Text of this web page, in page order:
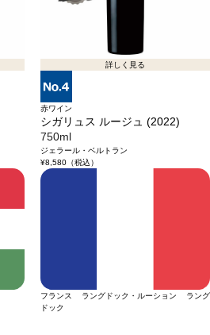
詳しく見る
赤ワイン
シガリュス ルージュ (2022)
750ml
ジェラール・ベルトラン
¥8,580（税込）
フランス ラングドック・ルーション ラング
ドック